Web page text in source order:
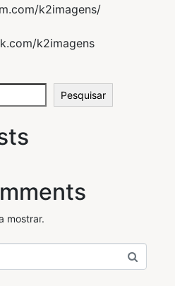
k2imagens/
k2imagens
Pesquisar
mostrar.